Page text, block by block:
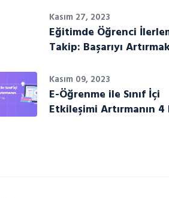
Kasım 27, 2023
Eğitimde Öğrenci
Takip: Başarıyı
Kasım 09, 2023
E-Öğrenme ile Sınıf İçi
Etkileşimi Artırmanın